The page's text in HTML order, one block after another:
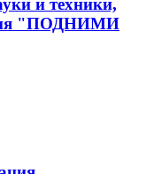
и техники,
"ПОДНИМИ